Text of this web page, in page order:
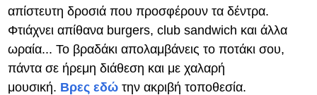
απίστευτη δροσιά που προσφέρουν τα δέντρα.
Φτιάχνει απίθανα burgers, club sandwich και άλλα
ωραία... Το βραδάκι απολαμβάνεις το ποτάκι σου,
πάντα σε ήρεμη διάθεση και με χαλαρή
μουσική. Βρες εδώ την ακριβή τοποθεσία.